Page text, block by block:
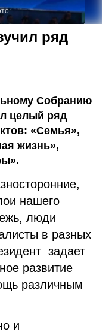
ряд
Собранию
целый ряд
«Семья»,
жизнь»,
нашего
люди
в разных
задает
развитие
различным
и